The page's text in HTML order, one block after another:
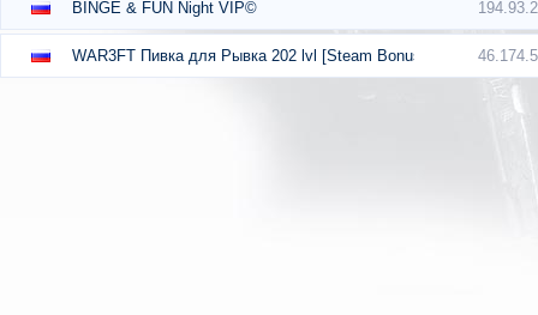
BINGE & FUN Night VIP©
WAR3FT Пивка для Рывка 202 lvl [Steam Bonus]